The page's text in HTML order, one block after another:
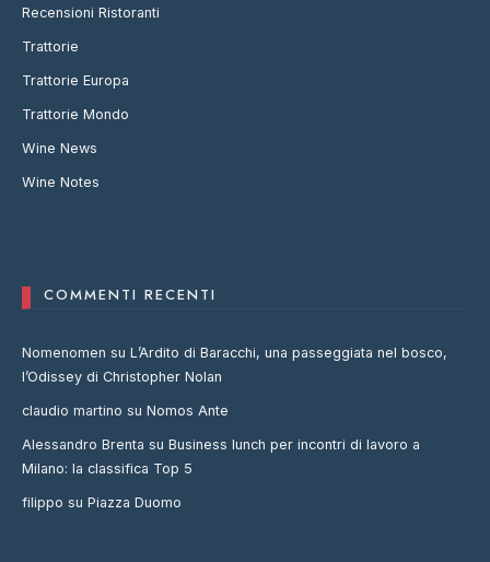
Recensioni Ristoranti
Trattorie
Trattorie Europa
Trattorie Mondo
Wine News
Wine Notes
COMMENTI RECENTI
Nomenomen su L’Ardito di Baracchi, una passeggiata nel bosco,
l’Odissey di Christopher Nolan
claudio martino su Nomos Ante
Alessandro Brenta su Business lunch per incontri di lavoro a
Milano: la classifica Top 5
filippo su Piazza Duomo